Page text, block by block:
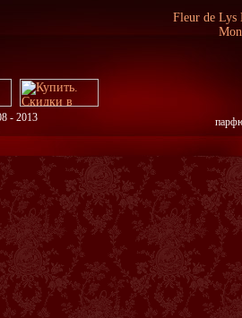
Fleur de Lys
- 2013